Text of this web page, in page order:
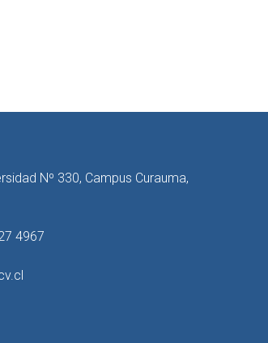
Nº 330, Campus Curauma,
4967